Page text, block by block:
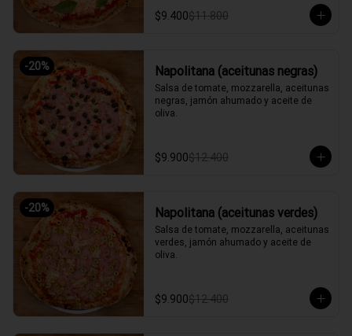
$9.400$11.800
-20% Napolitana (aceitunas negras)
Salsa de tomate, mozzarella, aceitunas
negras, jamón ahumado y aceite de
oliva.
$9.900$12.400
-20% Napolitana (aceitunas verdes)
Salsa de tomate, mozzarella, aceitunas
verdes, jamón ahumado y aceite de
oliva.
$9.900$12.400